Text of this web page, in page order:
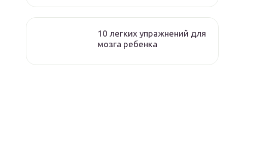
10 легких упражнений для
мозга ребенка